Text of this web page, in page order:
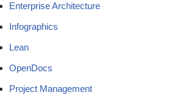
Enterprise Architecture
Infographics
Lean
OpenDocs
Project Management